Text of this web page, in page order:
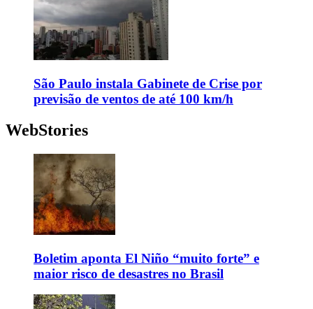
São Paulo instala Gabinete de Crise por
previsão de ventos de até 100 km/h
WebStories
Boletim aponta El Niño “muito forte” e
maior risco de desastres no Brasil